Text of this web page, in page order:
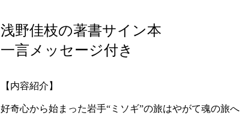
浅野佳枝の著書サイン本
一言メッセージ付き
【内容紹介】
好奇心から始まった岩手“ミソギ”の旅はやがて魂の旅へ